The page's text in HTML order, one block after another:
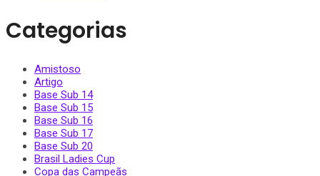
Categorias
Amistoso
Artigo
Base Sub 14
Base Sub 15
Base Sub 16
Base Sub 17
Base Sub 20
Brasil Ladies Cup
Copa das Campeãs